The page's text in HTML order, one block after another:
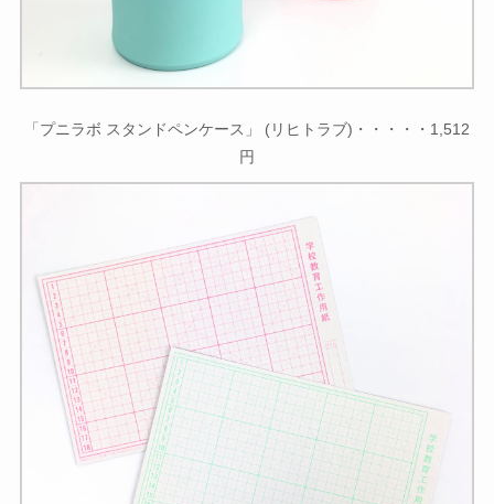
「プニラボ スタンドペンケース」 (リヒトラブ)・・・・・1,512
円